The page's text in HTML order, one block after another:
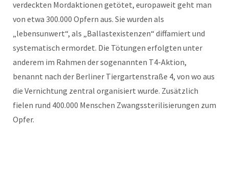
verdeckten Mordaktionen getötet, europaweit geht man
von etwa 300.000 Opfern aus. Sie wurden als
„lebensunwert“, als „Ballastexistenzen“ diffamiert und
systematisch ermordet. Die Tötungen erfolgten unter
anderem im Rahmen der sogenannten T4-Aktion,
benannt nach der Berliner Tiergartenstraße 4, von wo aus
die Vernichtung zentral organisiert wurde. Zusätzlich
fielen rund 400.000 Menschen Zwangssterilisierungen zum
Opfer.